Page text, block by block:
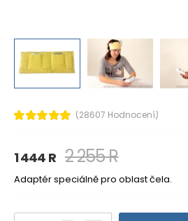
(28607 Hodnocení)
1 444 R 2 255 R
Adaptér speciálně pro oblast čela.